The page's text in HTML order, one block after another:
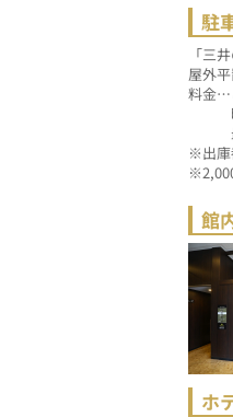
駐
「三
屋外
料金…
時間
最大
※出庫
館
ホ